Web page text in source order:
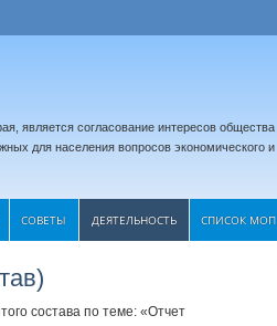
является согласование интересов общества
для населения вопросов экономического и
CОВЕТЫ ДЕЯТЕЛЬНОСТЬ СПИСОК МОП
состава по теме: «Отчет